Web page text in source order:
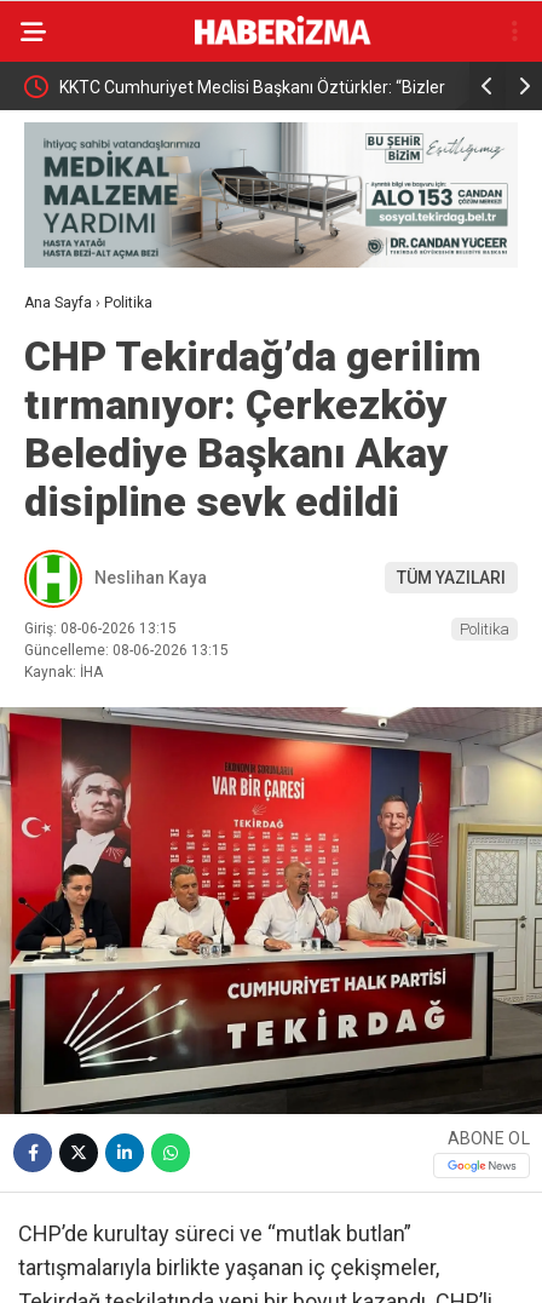
KKTC Cumhuriyet Meclisi Başkanı Öztürkler: “Bizler
egemen eşitliğimizden ve eşit uluslararası
statümüzden asla taviz vermeyeceğiz”
Ana Sayfa › Politika
CHP Tekirdağ’da gerilim
tırmanıyor: Çerkezköy
Belediye Başkanı Akay
disipline sevk edildi
Neslihan Kaya TÜM YAZILARI
Giriş: 08-06-2026 13:15
Güncelleme: 08-06-2026 13:15
Kaynak: İHA
Politika
ABONE OL
CHP’de kurultay süreci ve “mutlak butlan”
tartışmalarıyla birlikte yaşanan iç çekişmeler,